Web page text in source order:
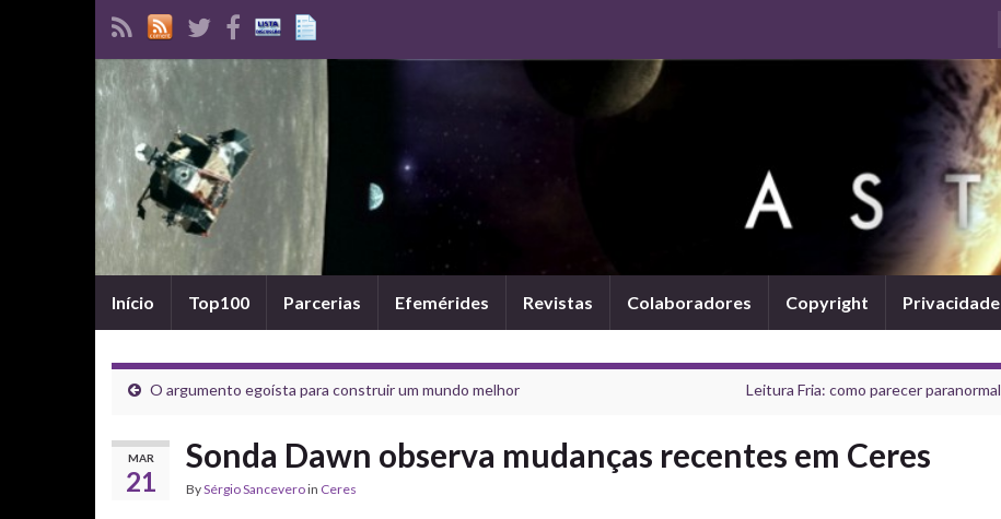
Início Top100 Parcerias Efemérides Revistas Colaboradores Copyright Privacidade
O argumento egoísta para construir um mundo melhor Leitura Fria: como parecer paranormal
MAR
21
Sonda Dawn observa mudanças recentes em Ceres
BySérgio Sanceveroin Ceres